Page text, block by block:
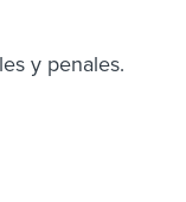
y penales.